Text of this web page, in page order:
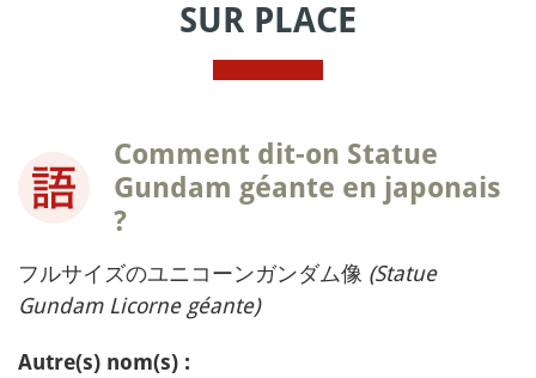
SUR PLACE
Comment dit-on Statue
Gundam géante en japonais
?
フルサイズのユニコーンガンダム像 (Statue
Gundam Licorne géante)
Autre(s) nom(s) :